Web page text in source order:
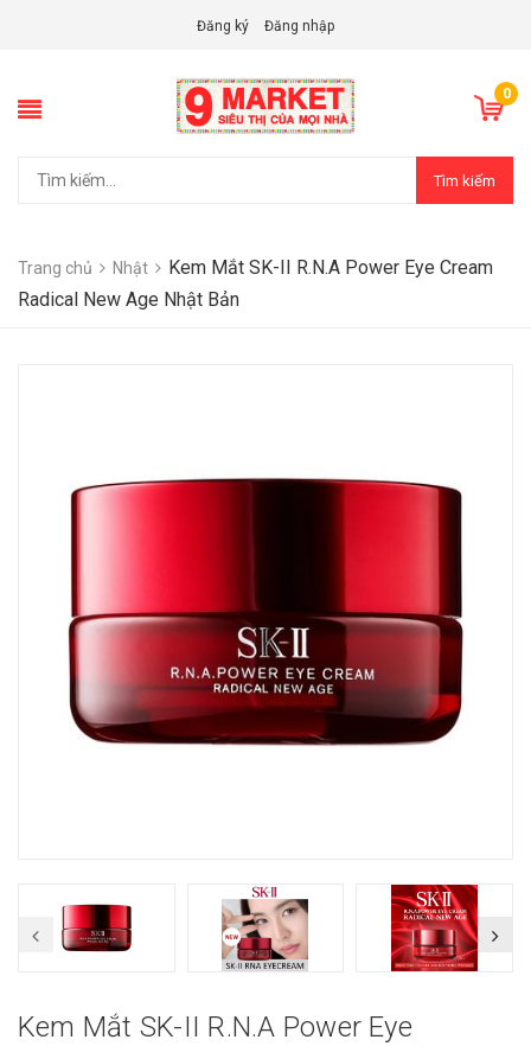
Đăng ký Đăng nhập
0
Tìm kiếm
Trang chủ Nhật
Kem Mắt SK-II R.N.A Power Eye Cream
Radical New Age Nhật Bản
Kem Mắt SK-II R.N.A Power Eye